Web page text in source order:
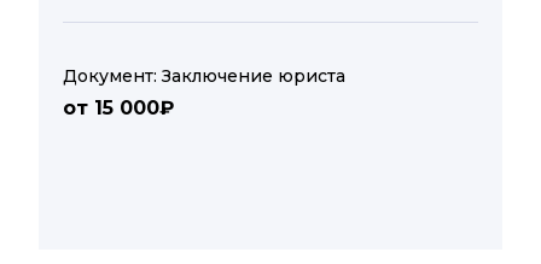
Документ: Заключение юриста
от 15 000₽